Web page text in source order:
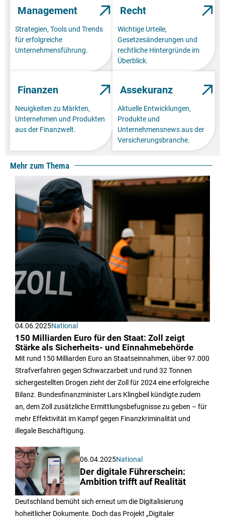
Management
Strategien, Tools und Trends
für erfolgreiche
Unternehmensführung.
Recht
Wichtige Urteile,
Gesetzesänderungen und
rechtliche Hintergründe im
Überblick.
Finanzen
Neuigkeiten zu Märkten,
Unternehmen und Produkten
aus der Finanzwelt.
Assekuranz
Aktuelle Entwicklungen,
Produkte und
Unternehmensnews aus der
Versicherungsbranche.
Mehr zum Thema
04.06.2025National
150 Milliarden Euro für den Staat: Zoll zeigt
Stärke als Sicherheits- und Einnahmebehörde
Mit rund 150 Milliarden Euro an Staatseinnahmen, über 97.000
Strafverfahren gegen Schwarzarbeit und rund 32 Tonnen
sichergestellten Drogen zieht der Zoll für 2024 eine erfolgreiche
Bilanz. Bundesfinanzminister Lars Klingbeil kündigte zudem
an, dem Zoll zusätzliche Ermittlungsbefugnisse zu geben – für
mehr Effektivität im Kampf gegen Finanzkriminalität und
illegale Beschäftigung.
06.04.2025National
Der digitale Führerschein:
Ambition trifft auf Realität
Deutschland bemüht sich erneut um die Digitalisierung
hoheitlicher Dokumente. Doch das Projekt „Digitaler